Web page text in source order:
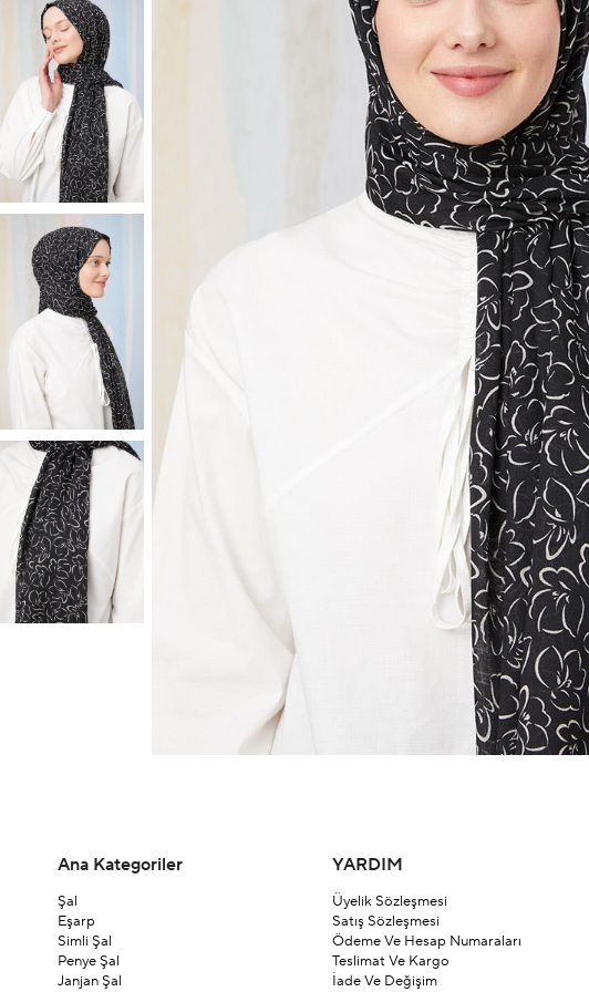
Ana Kategoriler
Şal
Eşarp
Simli Şal
Penye Şal
Janjan Şal
YARDIM
Üyelik Sözleşmesi
Satış Sözleşmesi
Ödeme Ve Hesap Numaraları
Teslimat Ve Kargo
İade Ve Değişim